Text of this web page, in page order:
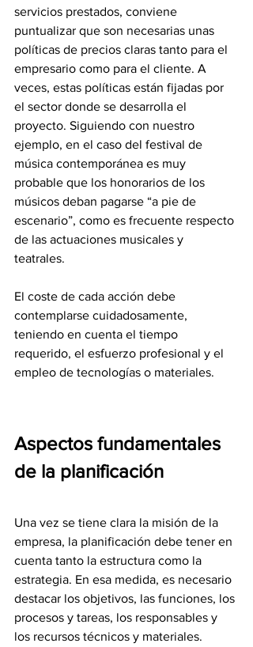
servicios prestados, conviene
puntualizar que son necesarias unas
políticas de precios claras tanto para el
empresario como para el cliente. A
veces, estas políticas están fijadas por
el sector donde se desarrolla el
proyecto. Siguiendo con nuestro
ejemplo, en el caso del festival de
música contemporánea es muy
probable que los honorarios de los
músicos deban pagarse “a pie de
escenario”, como es frecuente respecto
de las actuaciones musicales y
teatrales.
El coste de cada acción debe
contemplarse cuidadosamente,
teniendo en cuenta el tiempo
requerido, el esfuerzo profesional y el
empleo de tecnologías o materiales.
Aspectos fundamentales
de la planificación
Una vez se tiene clara la misión de la
empresa, la planificación debe tener en
cuenta tanto la estructura como la
estrategia. En esa medida, es necesario
destacar los objetivos, las funciones, los
procesos y tareas, los responsables y
los recursos técnicos y materiales.